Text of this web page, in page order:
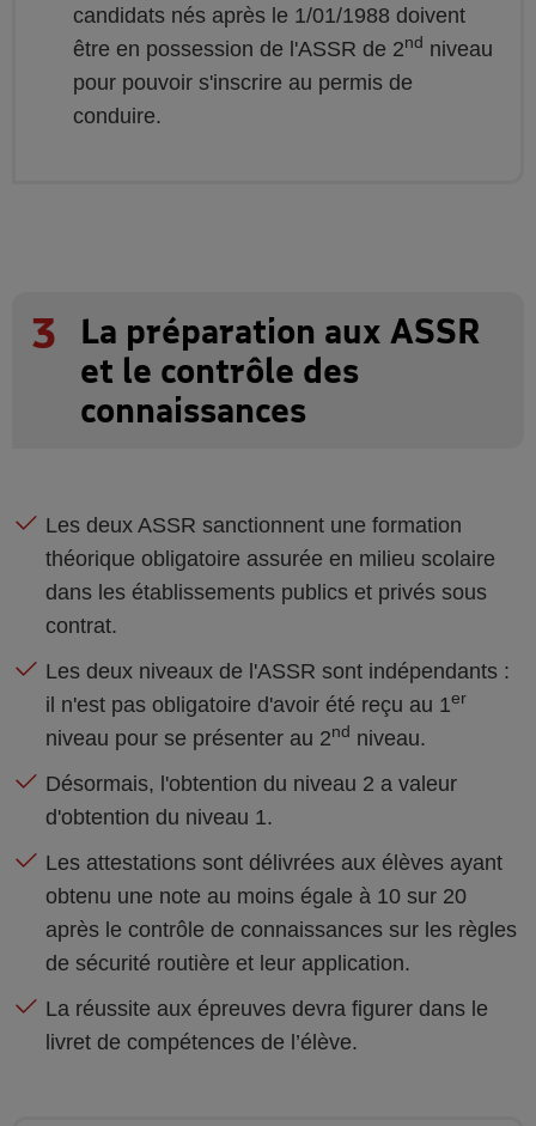
candidats nés après le 1/01/1988 doivent
être en possession de l'ASSR de 2nd niveau
pour pouvoir s'inscrire au permis de
conduire.
3
La préparation aux ASSR
et le contrôle des
connaissances
Les deux ASSR sanctionnent une formation
théorique obligatoire assurée en milieu scolaire
dans les établissements publics et privés sous
contrat.
Les deux niveaux de l'ASSR sont indépendants :
il n'est pas obligatoire d'avoir été reçu au 1er
niveau pour se présenter au 2nd niveau.
Désormais, l'obtention du niveau 2 a valeur
d'obtention du niveau 1.
Les attestations sont délivrées aux élèves ayant
obtenu une note au moins égale à 10 sur 20
après le contrôle de connaissances sur les règles
de sécurité routière et leur application.
La réussite aux épreuves devra figurer dans le
livret de compétences de l’élève.